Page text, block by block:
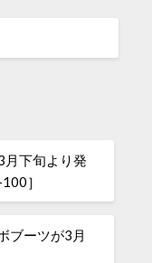
月下旬より発
］
ブーツが3月